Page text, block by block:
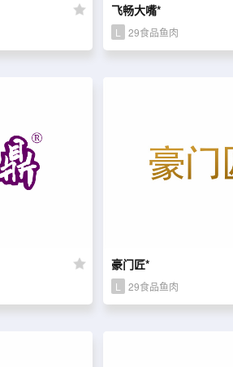
飞畅大嘴*
L 29食品鱼肉
豪门匠*
L 29食品鱼肉